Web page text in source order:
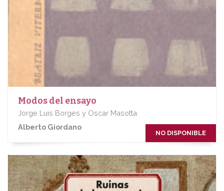
NO DISPONIBLE
Modos del ensayo
Jorge Luis Borges y Oscar Masotta
Alberto Giordano